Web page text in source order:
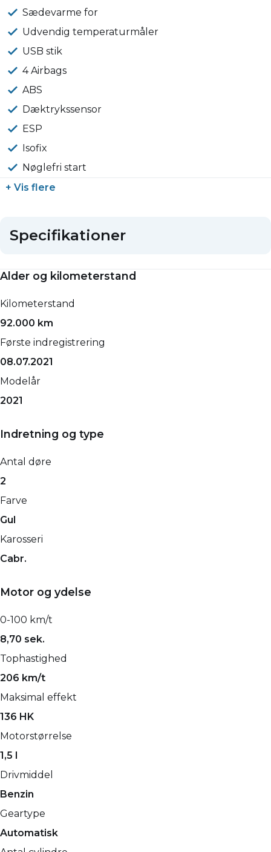
Sædevarme for
Udvendig temperaturmåler
USB stik
4 Airbags
ABS
Dæktrykssensor
ESP
Isofix
Nøglefri start
+ Vis flere
Specifikationer
Alder og kilometerstand
Kilometerstand
92.000 km
Første indregistrering
08.07.2021
Modelår
2021
Indretning og type
Antal døre
2
Farve
Gul
Karosseri
Cabr.
Motor og ydelse
0-100 km/t
8,70 sek.
Tophastighed
206 km/t
Maksimal effekt
136 HK
Motorstørrelse
1,5 l
Drivmiddel
Benzin
Geartype
Automatisk